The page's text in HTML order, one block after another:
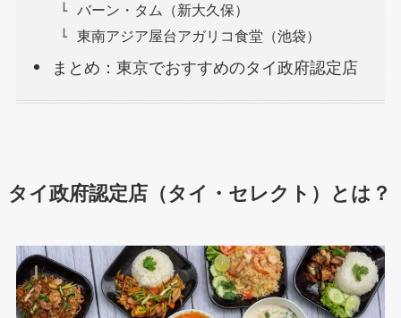
バーン・タム（新大久保）
東南アジア屋台アガリコ食堂（池袋）
まとめ：東京でおすすめのタイ政府認定店
タイ政府認定店（タイ・セレクト）とは？